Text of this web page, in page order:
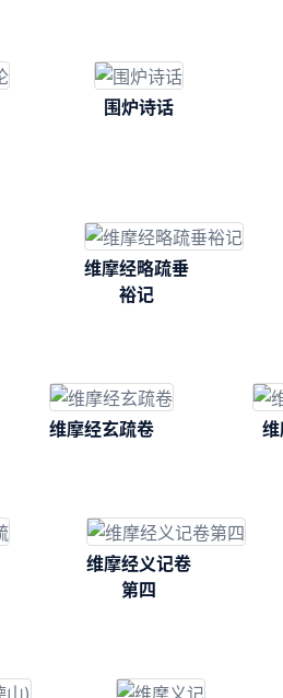
围炉诗话
维摩经略疏垂
裕记
维摩经玄疏卷
维摩经义记卷
第四